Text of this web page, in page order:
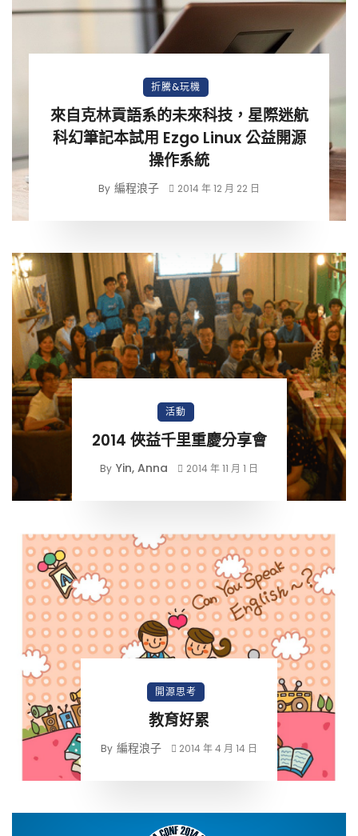
折騰&玩機
來自克林貢語系的未來科技，星際迷航
科幻筆記本試用 Ezgo Linux 公益開源
操作系統
By 編程浪子 2014 年 12 月 22 日
活動
2014 俠益千里重慶分享會
By Yin, Anna 2014 年 11 月 1 日
開源思考
教育好累
By 編程浪子 2014 年 4 月 14 日